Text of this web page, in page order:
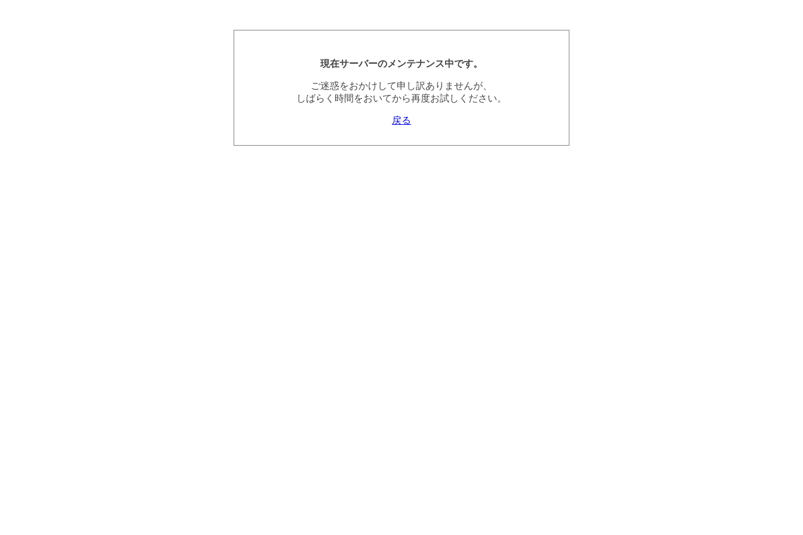
現在サーバーのメンテナンス中です。
ご迷惑をおかけして申し訳ありませんが、
しばらく時間をおいてから再度お試しください。
戻る